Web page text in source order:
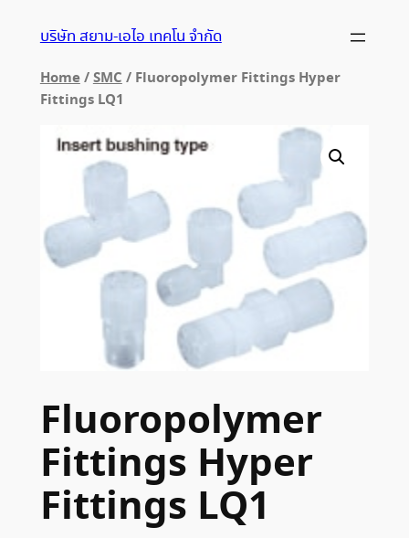
เนื้อหา
บริษัท สยาม-เอไอ เทคโน จำกัด
Home/SMC/ Fluoropolymer Fittings Hyper
Fittings LQ1
Fluoropolymer
Fittings Hyper
Fittings LQ1